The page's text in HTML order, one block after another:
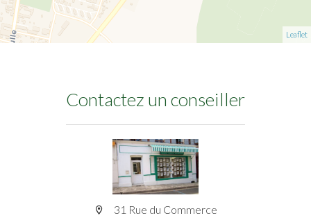
Leaflet
Contactez un conseiller
31 Rue du Commerce